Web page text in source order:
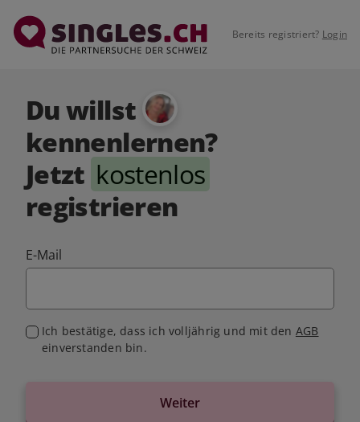
Bereits registriert? Login
Du willst
kennenlernen?
Jetzt kostenlos
registrieren
E-Mail
Ich bestätige, dass ich volljährig und mit den AGB
einverstanden bin.
Weiter